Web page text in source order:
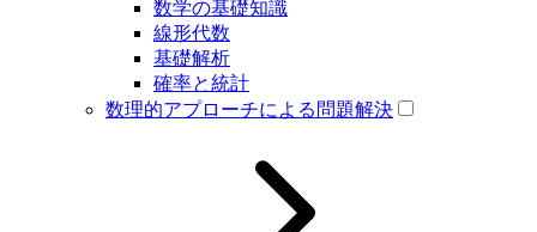
数学の基礎知識
線形代数
基礎解析
確率と統計
数理的アプローチによる問題解決